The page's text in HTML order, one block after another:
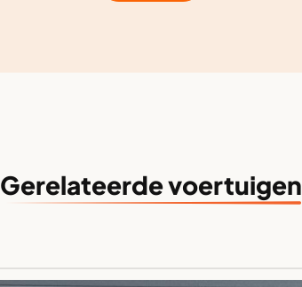
Gerelateerde voertuigen